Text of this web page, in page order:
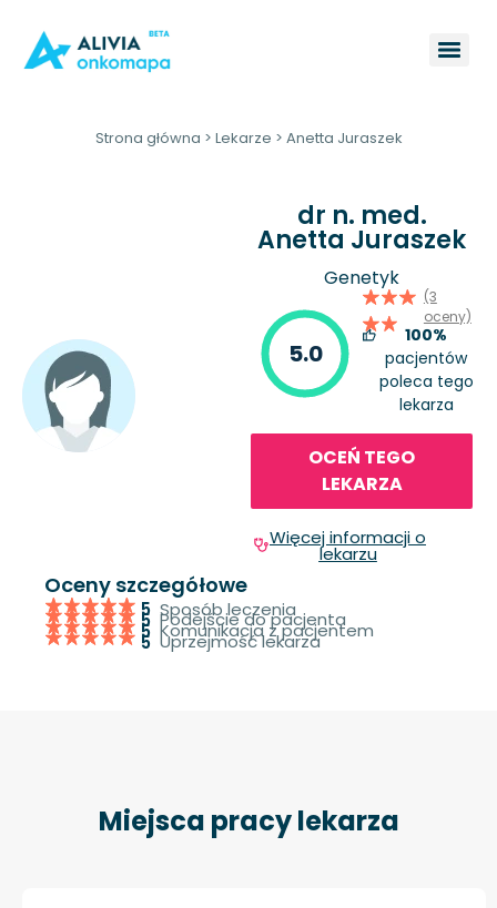
Strona główna > Lekarze > Anetta Juraszek
dr n. med.
Anetta Juraszek
Genetyk
5.0
(3
oceny)
100%
pacjentów
poleca tego
lekarza
OCEŃ TEGO
LEKARZA
Więcej informacji o
lekarzu
Oceny szczegółowe
5 Sposób leczenia
5 Podejście do pacjenta
5 Komunikacja z pacjentem
5 Uprzejmość lekarza
Miejsca pracy lekarza